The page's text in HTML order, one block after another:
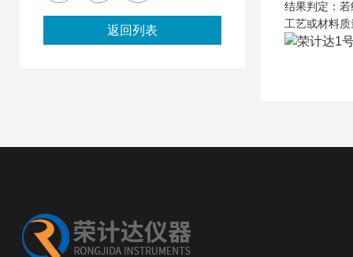
结果判定 ：
工艺或材料
返回列表